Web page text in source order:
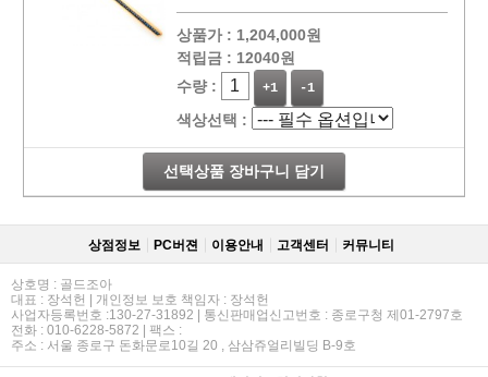
상품가 : 1,204,000원
적립금 : 12040원
수량 :
+1 -1
색상선택 :
선택상품 장바구니 담기
상점정보 PC버젼 이용안내 고객센터 커뮤니티
상호명 : 골드조아
대표 : 장석헌 | 개인정보 보호 책임자 : 장석헌
사업자등록번호 :130-27-31892 | 통신판매업신고번호 : 종로구청 제01-2797호
전화 : 010-6228-5872 | 팩스 :
주소 : 서울 종로구 돈화문로10길 20 , 삼삼쥬얼리빌딩 B-9호